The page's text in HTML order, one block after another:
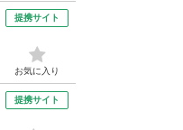
提携サイト
お気に入り
提携サイト